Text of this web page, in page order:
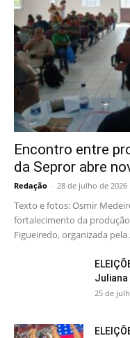
Encontro entre
da Sepror abre
Redação - 28 de julho de 2026
Texto e fotos: Osmir
fortalecimento da
Figueiredo, organizada
25 de